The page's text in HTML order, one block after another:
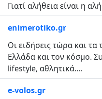
Γιατί αλήθεια είναι η
enimerotiko.gr
Οι ειδήσεις τώρα και τα
Ελλάδα και τον κόσμο.
lifestyle, αθλητικά....
e-volos.gr